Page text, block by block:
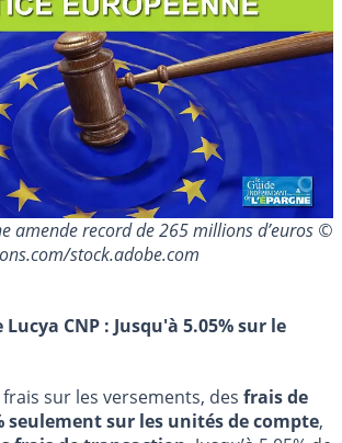
amende record de 265 millions d’euros ©
stock.adobe.com
Lucya CNP : Jusqu'à 5.05% sur le
frais sur les versements, des frais de
seulement sur les unités de compte,